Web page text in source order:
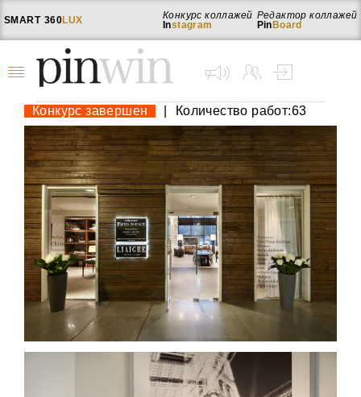
SMART 360LUX
Редактор коллажей
Pin Board
Конкурс коллажей
Instagram
Конкурс завершен Количество работ:63